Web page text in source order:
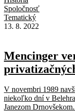
Spoločnosť
Tematický
13. 8. 2022
Mencinger
V novembri 1989
niekoľko dní v
Janezom